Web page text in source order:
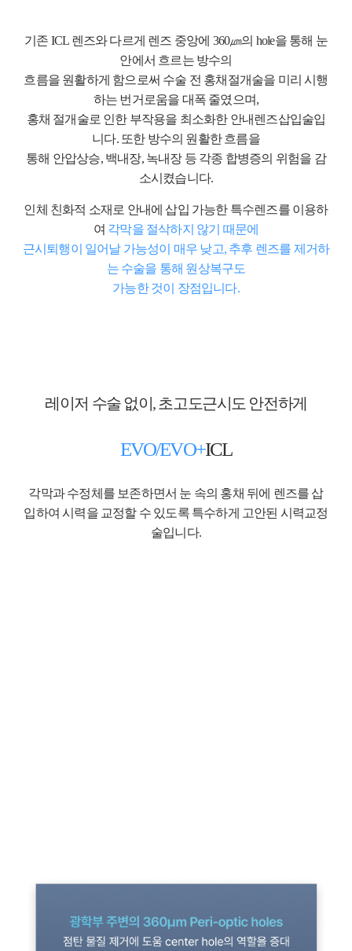
기존 ICL 렌즈와 다르게 렌즈 중앙에 360㎛의 hole을 통해 눈
안에서 흐르는 방수의
흐름을 원활하게 함으로써 수술 전 홍채절개술을 미리 시행
하는 번거로움을 대폭 줄였으며,
홍채 절개술로 인한 부작용을 최소화한 안내렌즈삽입술입
니다. 또한 방수의 원활한 흐름을
통해 안압상승, 백내장, 녹내장 등 각종 합병증의 위험을 감
소시켰습니다.
인체 친화적 소재로 안내에 삽입 가능한 특수렌즈를 이용하
여 각막을 절삭하지 않기 때문에
근시퇴행이 일어날 가능성이 매우 낮고, 추후 렌즈를 제거하
는 수술을 통해 원상복구도
가능한 것이 장점입니다.
레이저 수술 없이, 초고도근시도 안전하게
EVO/EVO+ICL
각막과 수정체를 보존하면서 눈 속의 홍채 뒤에 렌즈를 삽
입하여 시력을 교정할 수 있도록 특수하게 고안된 시력교정
술입니다.